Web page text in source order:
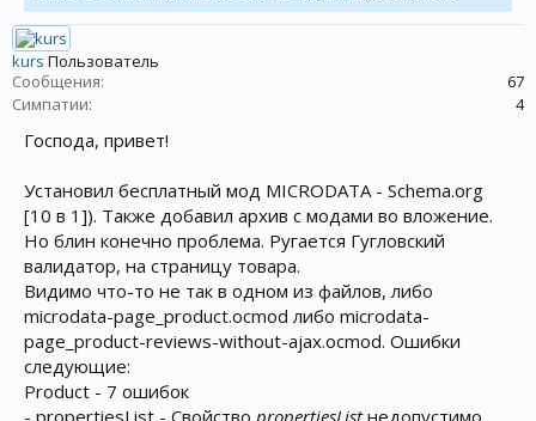
kurs Пользователь
Сообщения:
67
Симпатии:
4
Господа, привет!
Установил бесплатный мод MICRODATA - Schema.org
[10 в 1]). Также добавил архив с модами во вложение.
Но блин конечно проблема. Ругается Гугловский
валидатор, на страницу товара.
Видимо что-то не так в одном из файлов, либо
microdata-page_product.ocmod либо microdata-
page_product-reviews-without-ajax.ocmod. Ошибки
следующие:
Product - 7 ошибок
- propertiesList - Свойство propertiesListнедопустимо